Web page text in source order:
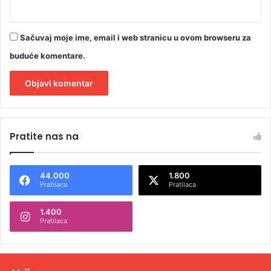
Sačuvaj moje ime, email i web stranicu u ovom browseru za
buduće komentare.
t
n
t
v
Pratite nas na
44.000
Pratilaca
1.800
Pratilaca
1.400
Pratilaca